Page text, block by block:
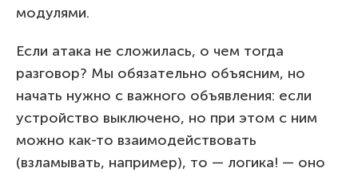
модулями.
Если атака не сложилась, о чем тогда
разговор? Мы обязательно объясним, но
начать нужно с важного объявления: если
устройство выключено, но при этом с ним
можно как-то взаимодействовать
(взламывать, например), то — логика! — оно